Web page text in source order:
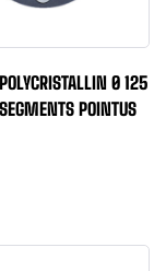
Ø 125
POINTUS